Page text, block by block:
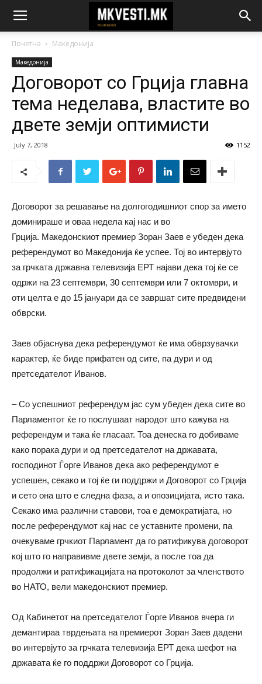
Почетна Македонија
Македонија
Договорот со Грција главна
тема неделава, властите во
двете земји оптимисти
July 7, 2018 1152
Договорот за решавање на долгогодишниот спор за името
доминираше и оваа недела кај нас и во
Грција. Македонскиот премиер Зоран Заев е убеден дека
референдумот во Македонија ќе успее. Тој во интервјуто
за грчката државна телевизија ЕРТ најави дека тој ќе се
одржи на 23 септември, 30 септември или 7 октомври, и
оти целта е до 15 јануари да се завршат сите предвидени
обврски.
Заев објаснува дека референдумот ќе има обврзувачки
карактер, ќе биде прифатен од сите, па дури и од
претседателот Иванов.
– Со успешниот референдум јас сум убеден дека сите во
Парламентот ќе го послушаат народот што кажува на
референдум и така ќе гласаат. Тоа денеска го добиваме
како порака дури и од претседателот на државата,
господинот Ѓорге Иванов дека ако референдумот е
успешен, секако и тој ќе ги поддржи и Договорот со Грција
и сето она што е следна фаза, а и опозицијата, исто така.
Секако има различни ставови, тоа е демократијата, но
после референдумот кај нас се уставните промени, па
очекуваме грчкиот Парламент да го ратификува договорот
кој што го направивме двете земји, а после тоа да
продолжи и ратификацијата на протоколот за членството
во НАТО, вели македонскиот премиер.
Од Кабинетот на претседателот Ѓорге Иванов вчера ги
демантираа тврдењата на премиерот Зоран Заев дадени
во интервјуто за грчката телевизија ЕРТ дека шефот на
државата ќе го поддржи Договорот со Грција.